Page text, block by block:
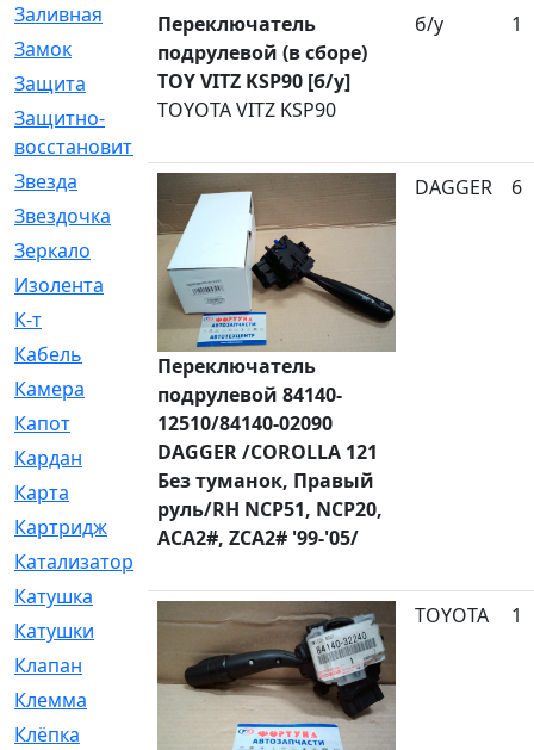
Заливная
[4]
Замок
[12]
Защита
[79]
Защитно-
восстановительный
[4]
Звезда
[1]
Звездочка
Зеркало
[369]
Изолента
К-т
[13]
Кабель
[50]
Камера
[4]
Капот
[144]
Кардан
[131]
Карта
[2]
Картридж
[250]
Катализатор
Катушка
[2]
Катушки
[291]
Клапан
[375]
Клемма
[5]
Клёпка
[2]
Переключатель
подрулевой (в сборе)
TOY VITZ KSP90 [б/у]
TOYOTA VITZ KSP90
б/у 1
Переключатель
подрулевой 84140-
12510/84140-02090
DAGGER /COROLLA 121
Без туманок, Правый
руль/RH NCP51, NCP20,
ACA2#, ZCA2# '99-'05/
DAGGER 6
TOYOTA 1